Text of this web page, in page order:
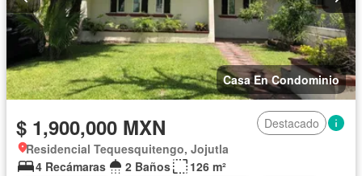
Casa En Condominio
$ 1,900,000 MXN
Destacado
Residencial Tequesquitengo, Jojutla
4 Recámaras
2 Baños
126 m²